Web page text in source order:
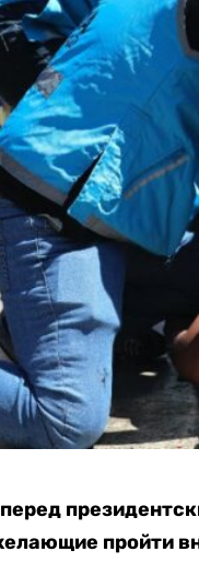
пройти